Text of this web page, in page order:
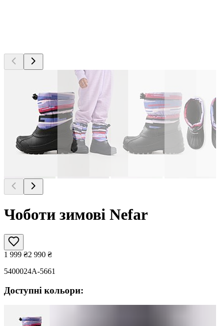
Чоботи зимові Nefar
1 999 ₴2 990 ₴
5400024A-5661
Доступні кольори: